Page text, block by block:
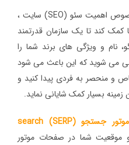
اولین نکته در خصوص اهمیت سئو (SEO) سایت ،
کند تا یک سازمان قدرتمند
نام و ویژگی های برند شما را
می شوید که این باعث می شود
و منحصر به فردی پیدا کنید و
بسیار کمک شایانی نماید.
موقعیت بهتر در صفحات نتایج موتور جستجو (SERP) search
موقعیت شما در صفحات موتور